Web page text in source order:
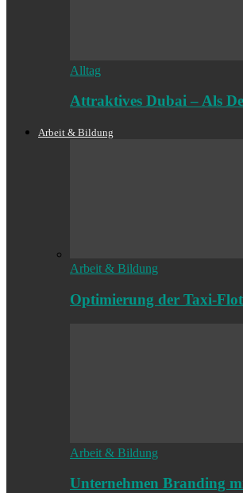
Alltag
Attraktives Dubai – Als
Arbeit & Bildung
Arbeit & Bildung
Optimierung der Taxi-
Arbeit & Bildung
Unternehmen Branding